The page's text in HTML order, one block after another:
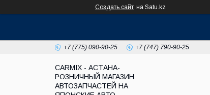
Создать сайт на Satu.kz
+7 (775) 090-90-25 +7 (747) 790-90-25
СARMIX - АСТАНА-
РОЗНИЧНЫЙ МАГАЗИН
АВТОЗАПЧАСТЕЙ НА